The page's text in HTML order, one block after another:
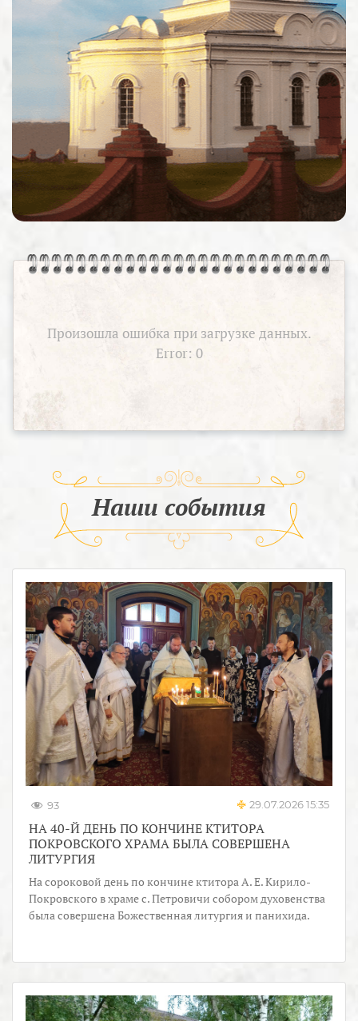
Произошла ошибка при загрузке данных.
Error: 0
Наши события
93 29.07.2026 15:35
НА 40-Й ДЕНЬ ПО КОНЧИНЕ КТИТОРА
ПОКРОВСКОГО ХРАМА БЫЛА СОВЕРШЕНА
ЛИТУРГИЯ
На сороковой день по кончине ктитора А. Е. Кирило-
Покровского в храме с. Петровичи собором духовенства
была совершена Божественная литургия и панихида.